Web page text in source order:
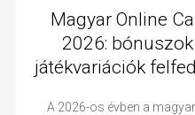
Magyar Online
2026:
játékvariációk
A 2026-os évben a